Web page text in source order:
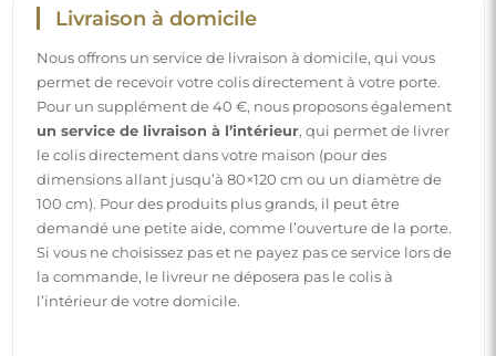
Instructions
Pour rendre le montage et l’utilisation de notre miroir
simples et sans souci, nous avons préparé des instructions
détaillées pour vous. Vous y trouverez toutes les étapes
nécessaires pour un montage correct du miroir, ainsi que
des conseils pour son entretien, nettoyage et
maintenance, afin de profiter de son aspect parfait
Consulter les notices de montage et d’utilisation.